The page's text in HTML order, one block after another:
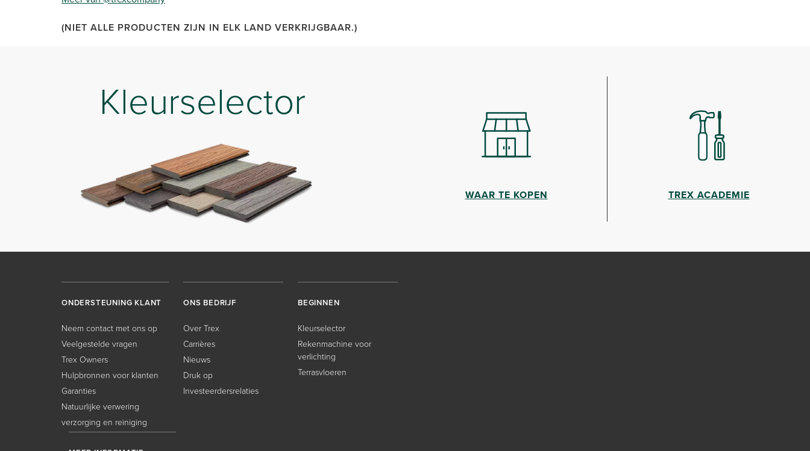
(NIET ALLE PRODUCTEN ZIJN IN ELK LAND VERKRIJGBAAR.)
Kleurselector
WAAR TE KOPEN TREX ACADEMIE
ONDERSTEUNING KLANT
Neem contact met ons op
Veelgestelde vragen
Trex Owners
Hulpbronnen voor klanten
Garanties
Natuurlijke verwering
verzorging en reiniging
ONS BEDRIJF
Over Trex
Carrières
Nieuws
Druk op
Investeerdersrelaties
BEGINNEN
Kleurselector
Rekenmachine voor
verlichting
Terrasvloeren